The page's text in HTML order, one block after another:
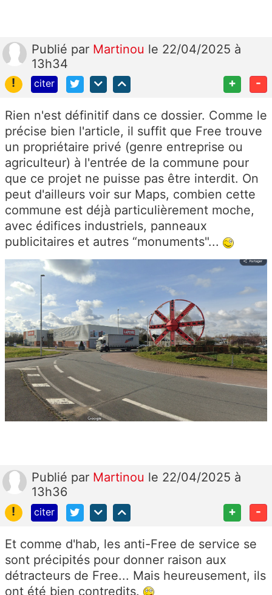
Publié par Martinou le 22/04/2025 à
13h34
!
citer + -
Rien n'est définitif dans ce dossier. Comme le
précise bien l'article, il suffit que Free trouve
un propriétaire privé (genre entreprise ou
agriculteur) à l'entrée de la commune pour
que ce projet ne puisse pas être interdit. On
peut d'ailleurs voir sur Maps, combien cette
commune est déjà particulièrement moche,
avec édifices industriels, panneaux
publicitaires et autres “monuments"...
Publié par Martinou le 22/04/2025 à
13h36
!
citer + -
Et comme d'hab, les anti-Free de service se
sont précipités pour donner raison aux
détracteurs de Free... Mais heureusement, ils
ont été bien contredits.